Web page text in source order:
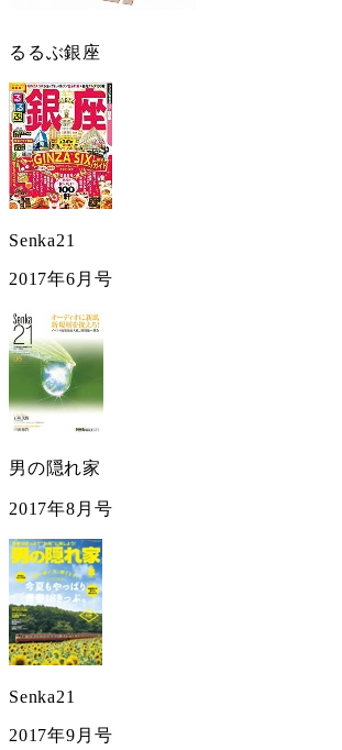
るるぶ銀座
Senka21
2017年6月号
男の隠れ家
2017年8月号
Senka21
2017年9月号